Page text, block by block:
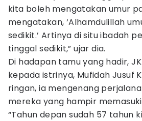
kita boleh mengatakan umur
mengatakan, ‘Alhamdulillah
sedikit.’ Artinya di situ ibadah
tinggal sedikit,” ujar dia.
Di hadapan tamu yang hadir,
kepada istrinya, Mufidah Jusuf
ringan, ia mengenang
mereka yang hampir
“Tahun depan sudah 57 tahun